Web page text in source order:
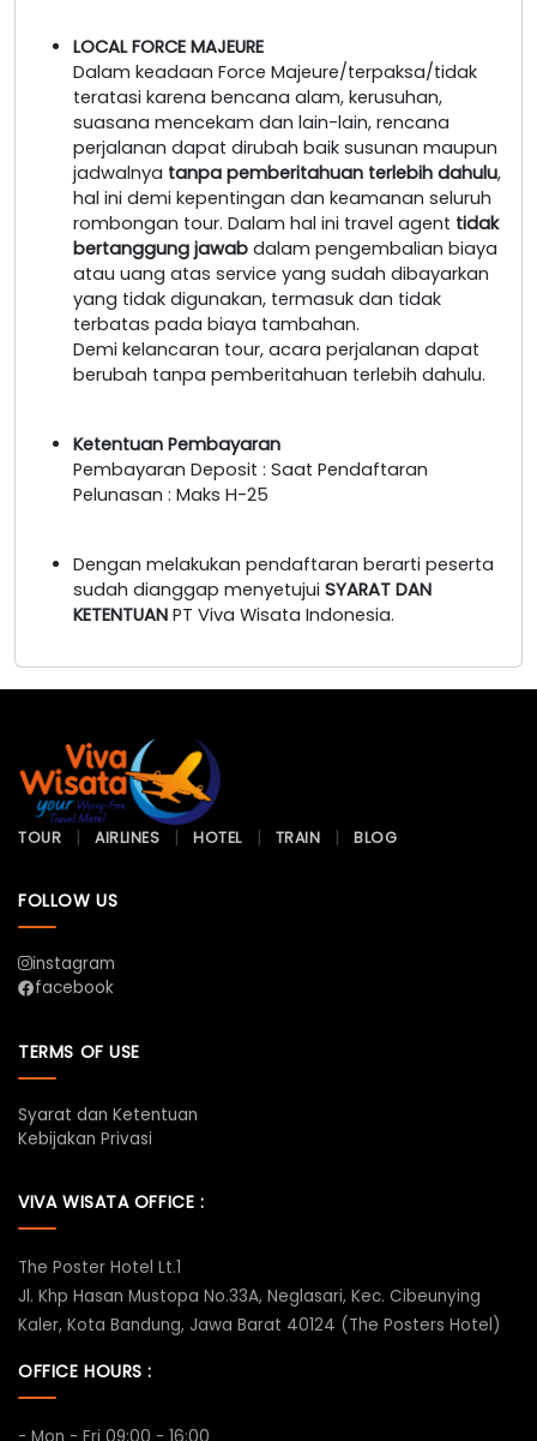
LOCAL FORCE MAJEURE
Dalam keadaan Force Majeure/terpaksa/tidak
teratasi karena bencana alam, kerusuhan,
suasana mencekam dan lain-lain, rencana
perjalanan dapat dirubah baik susunan maupun
jadwalnya tanpa pemberitahuan terlebih dahulu,
hal ini demi kepentingan dan keamanan seluruh
rombongan tour. Dalam hal ini travel agent tidak
bertanggung jawab dalam pengembalian biaya
atau uang atas service yang sudah dibayarkan
yang tidak digunakan, termasuk dan tidak
terbatas pada biaya tambahan.
Demi kelancaran tour, acara perjalanan dapat
berubah tanpa pemberitahuan terlebih dahulu.
Ketentuan Pembayaran
Pembayaran Deposit : Saat Pendaftaran
Pelunasan : Maks H-25
Dengan melakukan pendaftaran berarti peserta
sudah dianggap menyetujui SYARAT DAN
KETENTUAN PT Viva Wisata Indonesia.
TOUR AIRLINES HOTEL TRAIN BLOG
FOLLOW US
instagram
facebook
TERMS OF USE
Syarat dan Ketentuan
Kebijakan Privasi
VIVA WISATA OFFICE :
The Poster Hotel Lt.1
Jl. Khp Hasan Mustopa No.33A, Neglasari, Kec. Cibeunying
Kaler, Kota Bandung, Jawa Barat 40124 (The Posters Hotel)
OFFICE HOURS :
- Mon - Fri 09:00 - 16:00